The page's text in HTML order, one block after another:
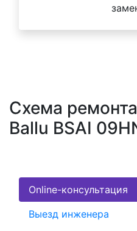
Схема
Ballu BSAI
Online-консультация
Выезд инженера